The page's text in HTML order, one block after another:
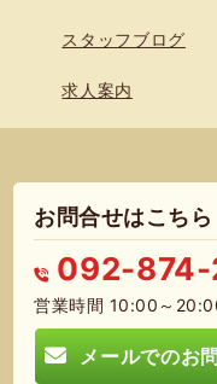
スタッフブログ
求人案内
お問合せはこちら
092-874-
営業時間 10:00～
メールでのお